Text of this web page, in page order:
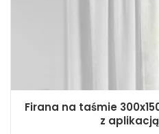
Firana na taśmie
z